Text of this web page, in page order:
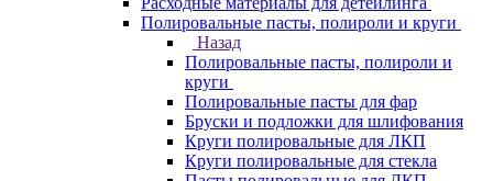
Полировальные пасты, полироли и круги
Назад
Полировальные пасты, полироли и
круги
Полировальные пасты для фар
Бруски и подложки для шлифования
Круги полировальные для ЛКП
Круги полировальные для стекла